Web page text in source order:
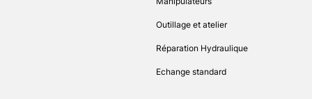
Outillage et atelier
Réparation Hydraulique
Echange standard